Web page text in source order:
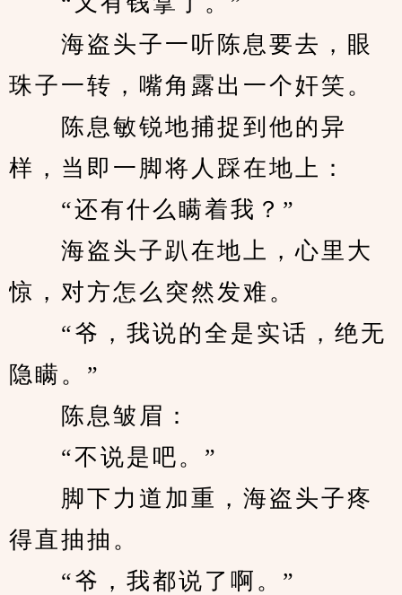
海盗头子一听陈息要去，眼
珠子一转，嘴角露出一个奸笑。
陈息敏锐地捕捉到他的异
样，当即一脚将人踩在地上：
“还有什么瞒着我？”
海盗头子趴在地上，心里大
惊，对方怎么突然发难。
“爷，我说的全是实话，绝无
隐瞒。”
陈息皱眉：
“不说是吧。”
脚下力道加重，海盗头子疼
得直抽抽。
“爷，我都说了啊。”